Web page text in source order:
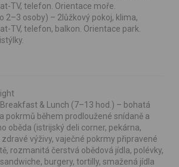
TV, telefon. Orientace moře.
2–3 osoby) – 2lůžkový pokoj, klima,
TV, telefon, balkon. Orientace park.
& Lunch (7–13 hod.) – bohatá
pokrmů během prodloužené snídaně a
oběda (istrijský deli corner, pekárna,
zdravé výživy, vaječné pokrmy připravené
rozmanitá čerstvá obědová jídla, polévky,
burgery, tortilly, smažená jídla